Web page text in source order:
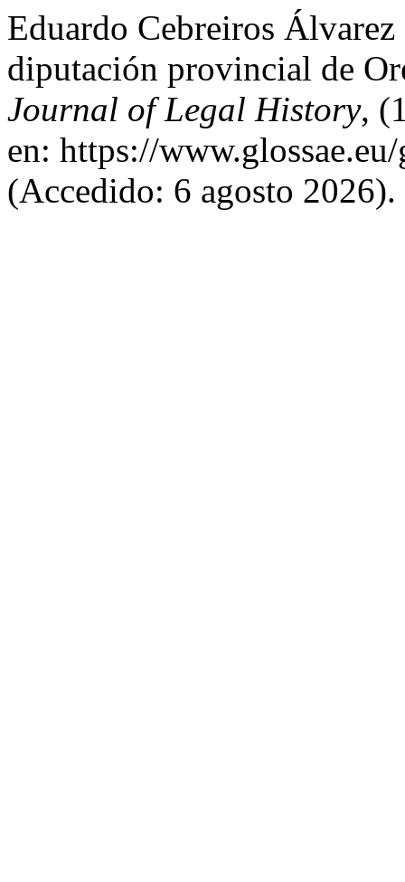
Eduardo Cebreiros
diputación provincial de
Journal of Legal History,
en: https://
(Accedido: 6 agosto 2026).